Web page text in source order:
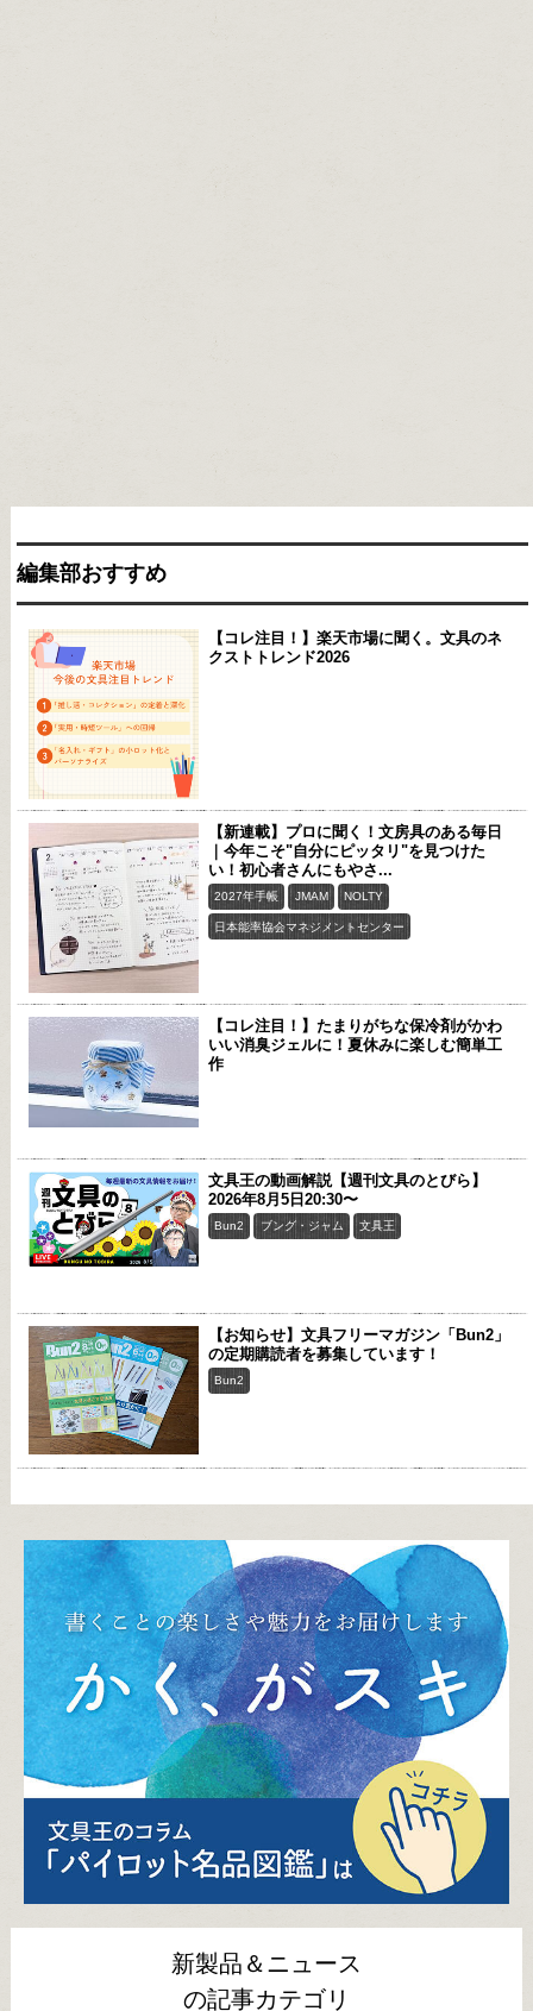
編集部おすすめ
【コレ注目！】楽天市場に聞く。文具のネ
クストトレンド2026
【新連載】プロに聞く！文房具のある毎日
｜今年こそ"自分にピッタリ"を見つけた
い！初心者さんにもやさ...
2027年手帳 JMAM NOLTY
日本能率協会マネジメントセンター
【コレ注目！】たまりがちな保冷剤がかわ
いい消臭ジェルに！夏休みに楽しむ簡単工
作
文具王の動画解説【週刊文具のとびら】
2026年8月5日20:30〜
Bun2 ブング・ジャム 文具王
【お知らせ】文具フリーマガジン「Bun2」
の定期購読者を募集しています！
Bun2
新製品＆ニュース
の記事カテゴリ